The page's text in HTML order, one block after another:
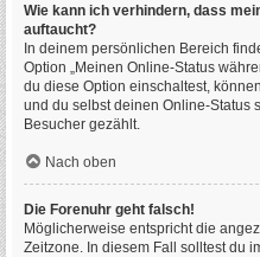
Wie kann ich verhindern, dass
auftaucht?
In deinem persönlichen Bereich
Option „Meinen Online-Status
du diese Option einschaltest,
und du selbst deinen Online-Status
Besucher gezählt.
Nach oben
Die Forenuhr geht falsch!
Möglicherweise entspricht die
Zeitzone. In diesem Fall solltest du